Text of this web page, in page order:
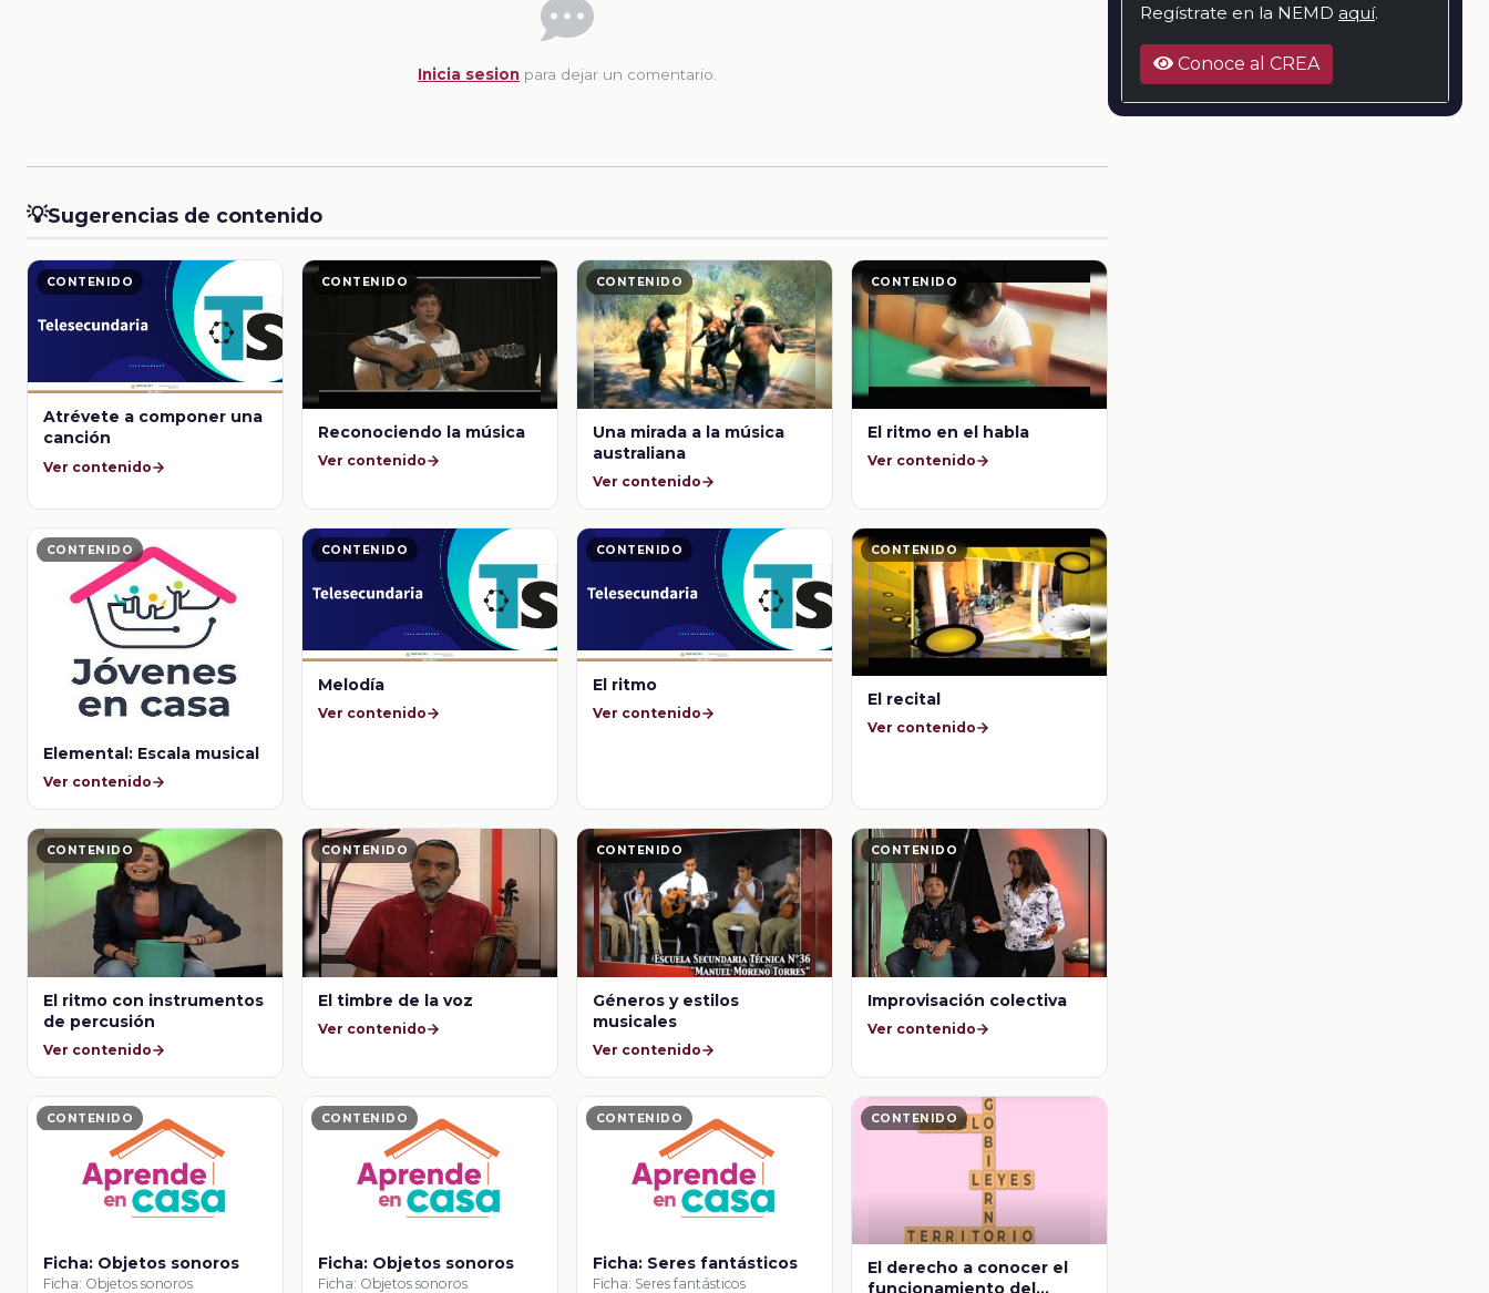
Inicia sesion para dejar un comentario.
💡Sugerencias de contenido
CONTENIDO
Atrévete a componer una
canción
Ver contenido
CONTENIDO
Reconociendo la música
Ver contenido
CONTENIDO
Una mirada a la música
australiana
Ver contenido
CONTENIDO
El ritmo en el habla
Ver contenido
CONTENIDO
Elemental: Escala musical
Ver contenido
CONTENIDO
Melodía
Ver contenido
CONTENIDO
El ritmo
Ver contenido
CONTENIDO
El recital
Ver contenido
CONTENIDO
El ritmo con instrumentos
de percusión
Ver contenido
CONTENIDO
El timbre de la voz
Ver contenido
CONTENIDO
Géneros y estilos
musicales
Ver contenido
CONTENIDO
Improvisación colectiva
Ver contenido
CONTENIDO
Ficha: Objetos sonoros
Ficha: Objetos sonoros
CONTENIDO
Ficha: Objetos sonoros
Ficha: Objetos sonoros
CONTENIDO
Ficha: Seres fantásticos
Ficha: Seres fantásticos
CONTENIDO
El derecho a conocer el
funcionamiento del
Regístrate en la NEMD aquí.
Conoce al CREA